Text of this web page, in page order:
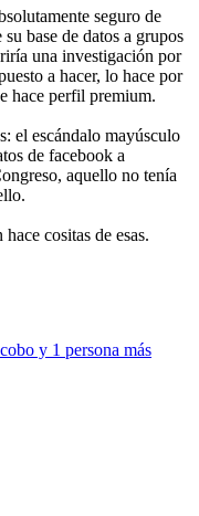
seguro de
base de datos a grupos
una investigación por
a hacer, lo hace por
hace perfil premium.
el escándalo mayúsculo
de facebook a
aquello no tenía
cositas de esas.
y 1 persona más